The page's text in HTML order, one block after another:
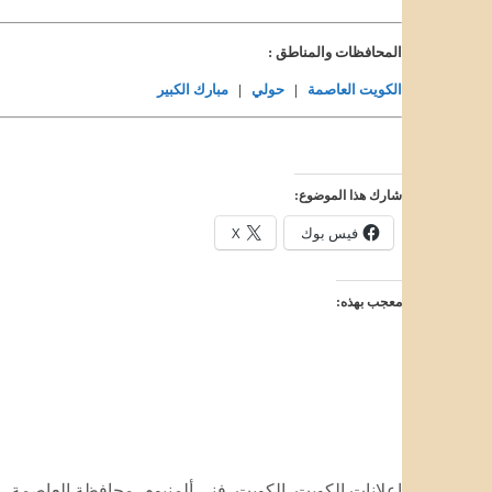
المحافظات والمناطق :
الكويت العاصمة | حولي | مبارك الكبير
شارك هذا الموضوع:
فيس بوك X
معجب بهذه: